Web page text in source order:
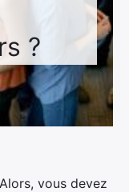
?
vous devez